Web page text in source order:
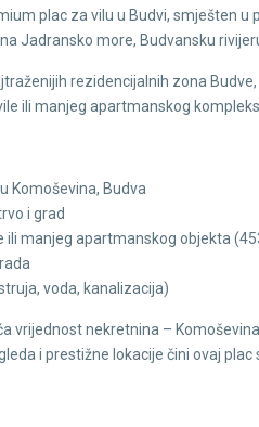
plac za vilu u Budvi, smješten
Jadransko more, Budvansku
rezidencijalnih zona
ili manjeg apartmanskog
Komoševina, Budva
i grad
manjeg apartmanskog objekta
voda, kanalizacija)
vrijednost nekretnina –
i prestižne lokacije čini ovaj